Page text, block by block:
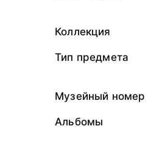
Коллекция
Тип предмета
Музейный номер
Альбомы